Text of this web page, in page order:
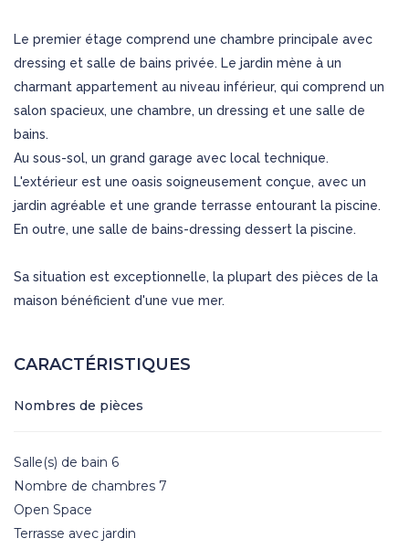
Le premier étage comprend une chambre principale avec
dressing et salle de bains privée. Le jardin mène à un
charmant appartement au niveau inférieur, qui comprend un
salon spacieux, une chambre, un dressing et une salle de
bains.
Au sous-sol, un grand garage avec local technique.
L'extérieur est une oasis soigneusement conçue, avec un
jardin agréable et une grande terrasse entourant la piscine.
En outre, une salle de bains-dressing dessert la piscine.
Sa situation est exceptionnelle, la plupart des pièces de la
maison bénéficient d'une vue mer.
CARACTÉRISTIQUES
Nombres de pièces
Salle(s) de bain 6
Nombre de chambres 7
Open Space
Terrasse avec jardin